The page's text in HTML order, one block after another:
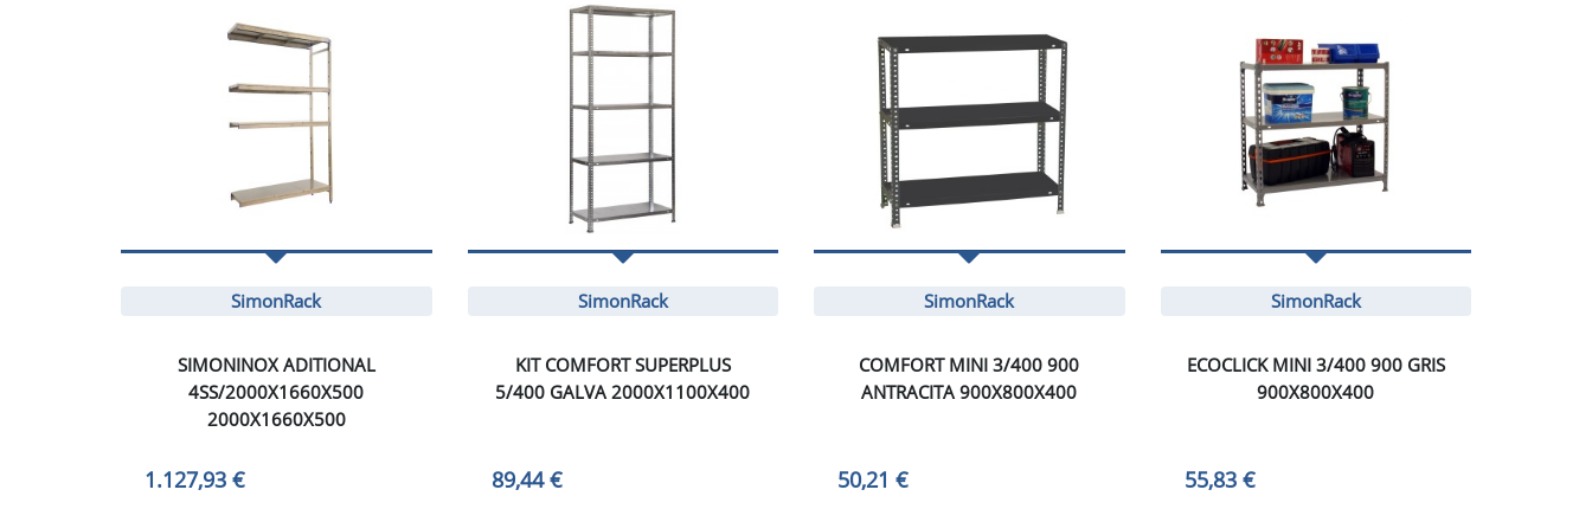
SimonRack
SIMONINOX ADITIONAL
4SS/2000X1660X500
2000X1660X500
1.127,93 €
SimonRack
KIT COMFORT SUPERPLUS
5/400 GALVA 2000X1100X400
89,44 €
SimonRack
COMFORT MINI 3/400 900
ANTRACITA 900X800X400
50,21 €
SimonRack
ECOCLICK MINI 3/400 900 GRIS
900X800X400
55,83 €